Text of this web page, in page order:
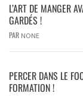
L’ART DE MANGER
GARDÉS !
PAR NONE
PERCER DANS LE
FORMATION !